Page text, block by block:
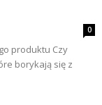
0
produktu Czy
borykają się z